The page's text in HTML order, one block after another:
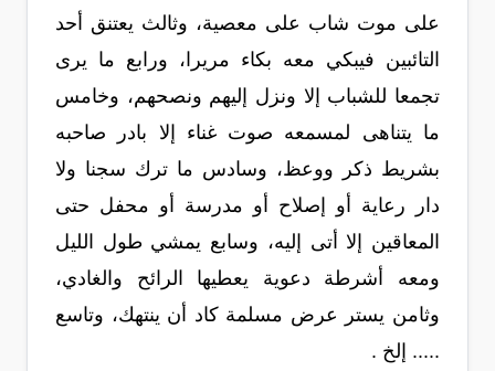
على موت شاب على معصية، وثالث يعتنق أحد
التائبين فيبكي معه بكاء مريرا، ورابع ما يرى
تجمعا للشباب إلا ونزل إليهم ونصحهم، وخامس
ما يتناهى لمسمعه صوت غناء إلا بادر صاحبه
بشريط ذكر ووعظ، وسادس ما ترك سجنا ولا
دار رعاية أو إصلاح أو مدرسة أو محفل حتى
المعاقين إلا أتى إليه، وسابع يمشي طول الليل
ومعه أشرطة دعوية يعطيها الرائح والغادي،
وثامن يستر عرض مسلمة كاد أن ينتهك، وتاسع
..... إلخ .